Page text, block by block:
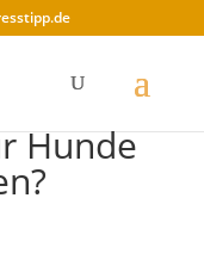
Hunde